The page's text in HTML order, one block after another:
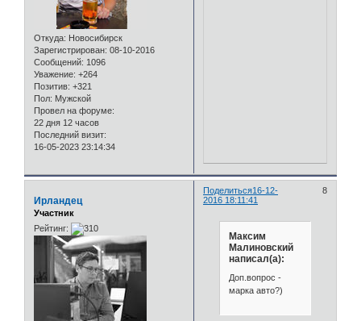
Откуда: Новосибирск
Зарегистрирован: 08-10-2016
Сообщений: 1096
Уважение: +264
Позитив: +321
Пол: Мужской
Провел на форуме:
22 дня 12 часов
Последний визит:
16-05-2023 23:14:34
Поделиться 8
16-12-
2016 18:11:41
Ирландец
Участник
Рейтинг:
Максим
Малиновский
написал(а):
Доп.вопрос -
марка авто?)